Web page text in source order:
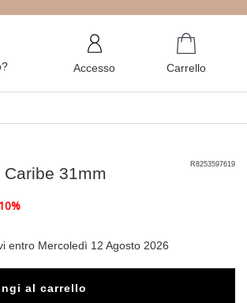
Accesso Carrello
R8253597619
Caribe 31mm
entro Mercoledì 12 Agosto 2026
al carrello